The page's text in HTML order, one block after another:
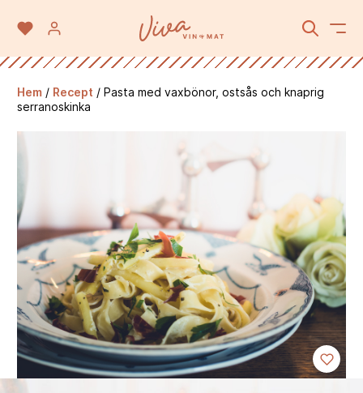
Hem / Recept / Pasta med vaxbönor, ostsås och knaprig
serranoskinka